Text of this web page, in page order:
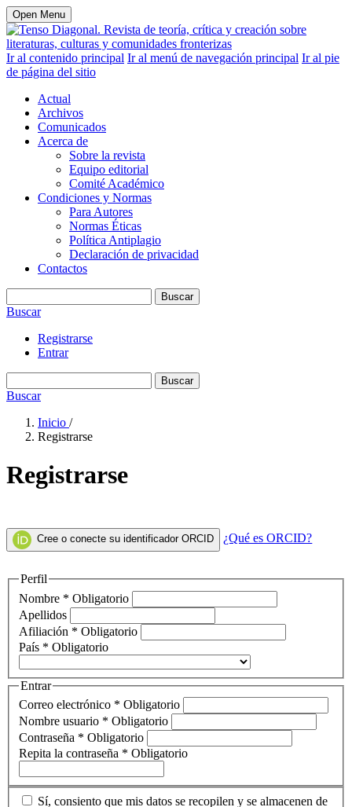
Open Menu
Ir al contenido principal Ir al menú de navegación principal Ir al pie
de página del sitio
Actual
Archivos
Comunicados
Acerca de
Sobre la revista
Equipo editorial
Comité Académico
Condiciones y Normas
Para Autores
Normas Éticas
Política Antiplagio
Declaración de privacidad
Contactos
Buscar
Buscar
Registrarse
Entrar
Buscar
Buscar
Inicio /
Registrarse
Registrarse
Cree o conecte su identificador ORCID ¿Qué es ORCID?
Perfil
Nombre * Obligatorio
Apellidos
Afiliación * Obligatorio
País * Obligatorio
Entrar
Correo electrónico * Obligatorio
Nombre usuario * Obligatorio
Contraseña * Obligatorio
Repita la contraseña * Obligatorio